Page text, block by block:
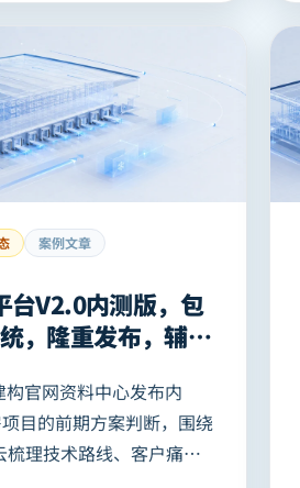
案例文章
台V2.0内测版，包
，隆重发布，辅助
官网资料中心发布内
目的前期方案判断，围绕
理技术路线、客户痛